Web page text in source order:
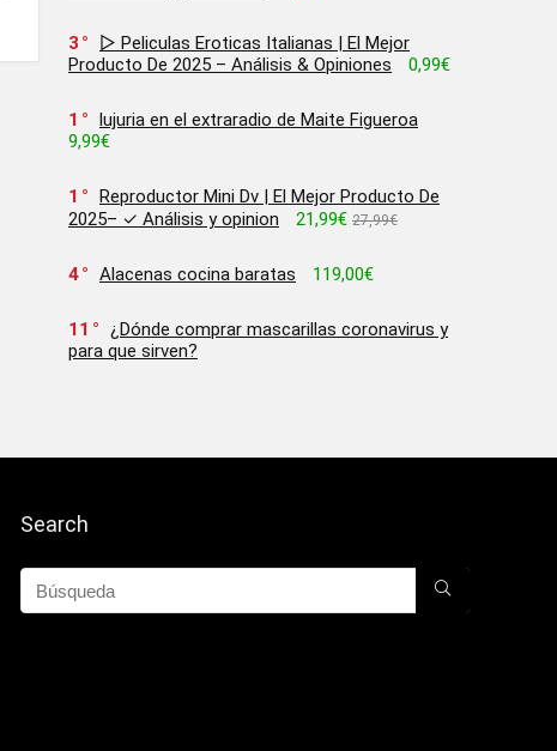
3
▷ Peliculas Eroticas Italianas | El Mejor
Producto De 2025 – Análisis & Opiniones
0,99€
1
lujuria en el extraradio de Maite Figueroa
9,99€
1
Reproductor Mini Dv | El Mejor Producto De
2025– ✓ Análisis y opinion
21,99€ 27,99€
4 Alacenas cocina baratas 119,00€
11
¿Dónde comprar mascarillas coronavirus y
para que sirven?
Search